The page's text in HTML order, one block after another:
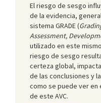
El riesgo de sesgo
de la evidencia,
sistema GRADE (
Assessment,
utilizado en este
riesgo de sesgo
certeza global,
de las conclusiones y
como se puede ver en
de este AVC.